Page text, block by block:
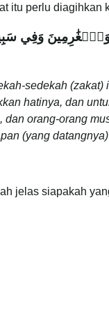
itu perlu diagihkan
وَٱلۡغَٰرِمِينَ وَفِي
sedekah
hatinya, dan
orang-orang
(yang
jelas siapakah